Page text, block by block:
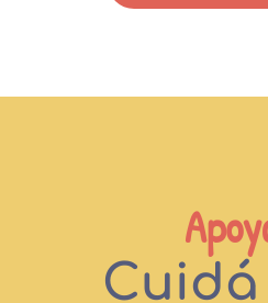
Cuidá